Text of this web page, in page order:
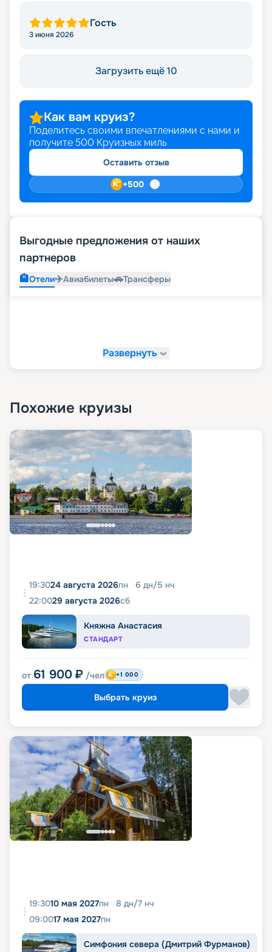
Гость
3 июня 2026
Загрузить ещё 10
Как вам круиз?
Поделитесь своими впечатлениями с нами и
получите 500 Круизных миль
Оставить отзыв
+500
Выгодные предложения от наших
партнеров
🏨Отели✈️Авиабилеты🚗Трансферы
Развернуть
Похожие круизы
19:3024 августа 2026пн 6 дн/5 нч
22:0029 августа 2026сб
Княжна Анастасия
СТАНДАРТ
от 61 900 ₽ /чел +1 000
Выбрать круиз
19:3010 мая 2027пн 8 дн/7 нч
09:0017 мая 2027пн
Симфония севера (Дмитрий Фурманов)